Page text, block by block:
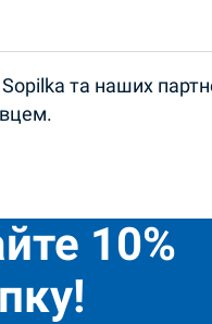
та наших
10%